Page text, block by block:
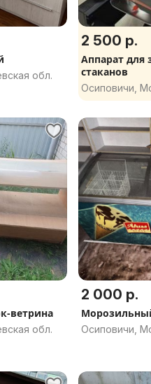
обл.
2 500 р.
Аппарат для
стаканов
Осиповичи,
ветрина
обл.
2 000 р.
Осиповичи,